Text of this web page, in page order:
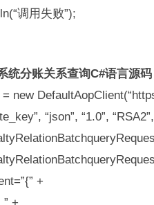
调用失败”);
统分账关系查询C#语言源码
new
“json”, “1.0”,
+
+